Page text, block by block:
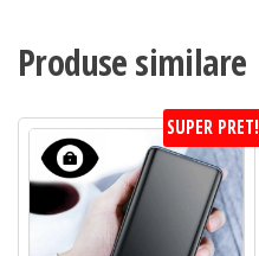
Produse similare
SUPER PRET!